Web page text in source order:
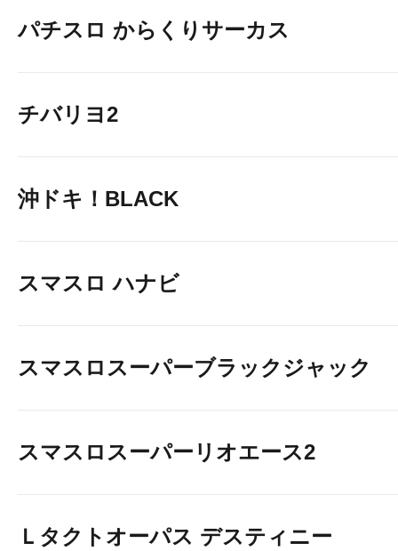
パチスロ からくりサーカス
チバリヨ2
沖ドキ！BLACK
スマスロ ハナビ
スマスロスーパーブラックジャック
スマスロスーパーリオエース2
Ｌタクトオーパス デスティニー